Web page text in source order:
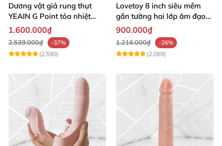
Dương vật giả rung thụt
YEAIN G Point tỏa nhiệt
điều khiển từ xa
1.600.000₫
2.539.000₫
-37%
(2,590)
Lovetoy 8 inch siêu mềm
gắn tường hai lớp âm đạo
giả chuẩn y tế
900.000₫
1.216.000₫
-26%
(2,069)